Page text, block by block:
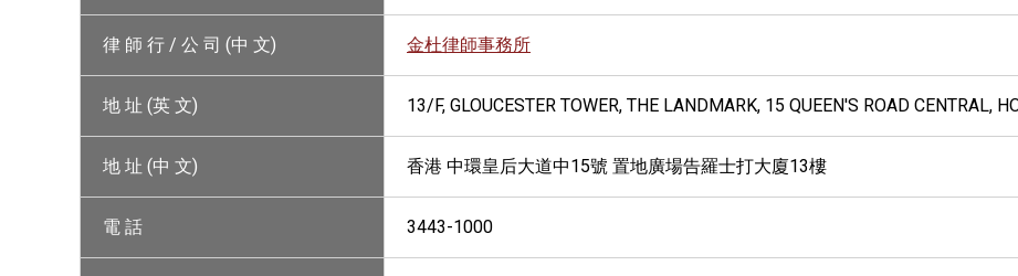
律 師 行 / 公 司 (中 文) 金杜律師事務所
地 址 (英 文) 13/F, GLOUCESTER TOWER, THE LANDMARK, 15 QUEEN'S ROAD CENTRAL,
地 址 (中 文) 香港 中環皇后大道中15號 置地廣場告羅士打大廈13樓
電 話 3443-1000